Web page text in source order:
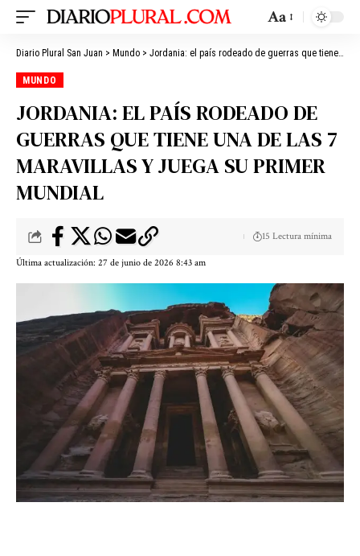
Aa
Diario Plural San Juan > Mundo > Jordania: el país rodeado de guerras que tiene una de las 7 maravillas y juega su primer Mundial
MUNDO
JORDANIA: EL PAÍS RODEADO DE
GUERRAS QUE TIENE UNA DE LAS 7
MARAVILLAS Y JUEGA SU PRIMER
MUNDIAL
Última actualización: 27 de junio de 2026 8:43 am
15 Lectura mínima